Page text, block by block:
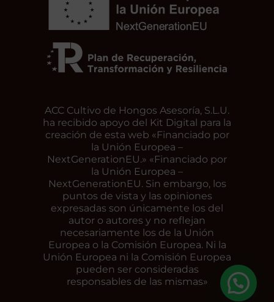
ACC Cultivo de Hongos Asesoría, S.L.U.
ha recibido apoyo del Kit Digital para la
creación de esta web «Financiado por
la Unión Europea –
NextGenerationEU.» «Financiado por
la Unión Europea –
NextGenerationEU. Sin embargo, los
puntos de vista y las opiniones
expresadas son únicamente los del
autor o autores y no reflejan
necesariamente los de la Unión
Europea o la Comisión Europea. Ni la
Unión Europea ni la Comisión Europea
pueden ser consideradas
responsables de las mismas»